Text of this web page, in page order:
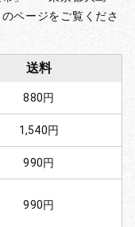
ページをご覧くださ
送料
880円
1,540円
990円
990円